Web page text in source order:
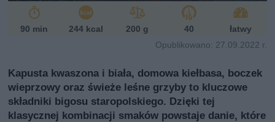
90 min 244 kcal 200 g 40
łatwy
Opublikowano: 27.09.2022 r.
Kapusta kwaszona i biała, domowa kiełbasa, boczek
wieprzowy oraz świeże leśne grzyby to kluczowe
składniki bigosu staropolskiego. Dzięki tej
klasycznej kombinacji smaków powstaje danie, które